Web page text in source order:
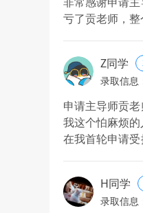
亏了贡老师，整
Z同学
录取信息
申请主导师贡
我这个怕麻烦
在我首轮申请
整体是符合这
于是在我忐忑
春季班的offer。
H同学
录取信息